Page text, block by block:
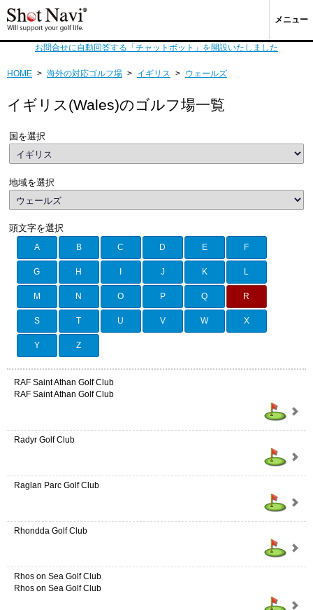
メニュー
お問合せに自動回答する「チャットボット」を開設いたしました
HOME > 海外の対応ゴルフ場 > イギリス > ウェールズ
イギリス(Wales)のゴルフ場一覧
国を選択
地域を選択
頭文字を選択
A B C D E F
G H J K
M N O P Q R
S T U V W X
Y Z
RAF Saint Athan Golf Club
RAF Saint Athan Golf Club
Radyr Golf Club
Raglan Parc Golf Club
Rhondda Golf Club
Rhos on Sea Golf Club
Rhos on Sea Golf Club